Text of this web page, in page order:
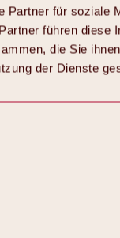
Partner für soziale
führen diese
die Sie
der Dienste